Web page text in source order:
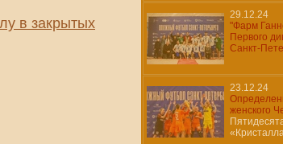
в закрытых
29.12.24
"Фарм
Первого
Санкт-
23.12.24
женского